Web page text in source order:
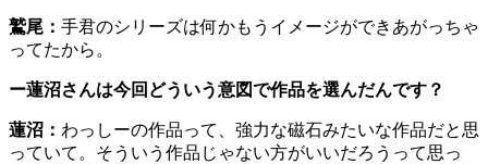
鷲尾： 手君のシリーズは何かもうイメージができあがっちゃ
ってたから。
ー蓮沼さんは今回どういう意図で作品を選んだんです？
蓮沼： わっしーの作品って、強力な磁石みたいな作品だと思
っていて。そういう作品じゃない方がいいだろうって思っ